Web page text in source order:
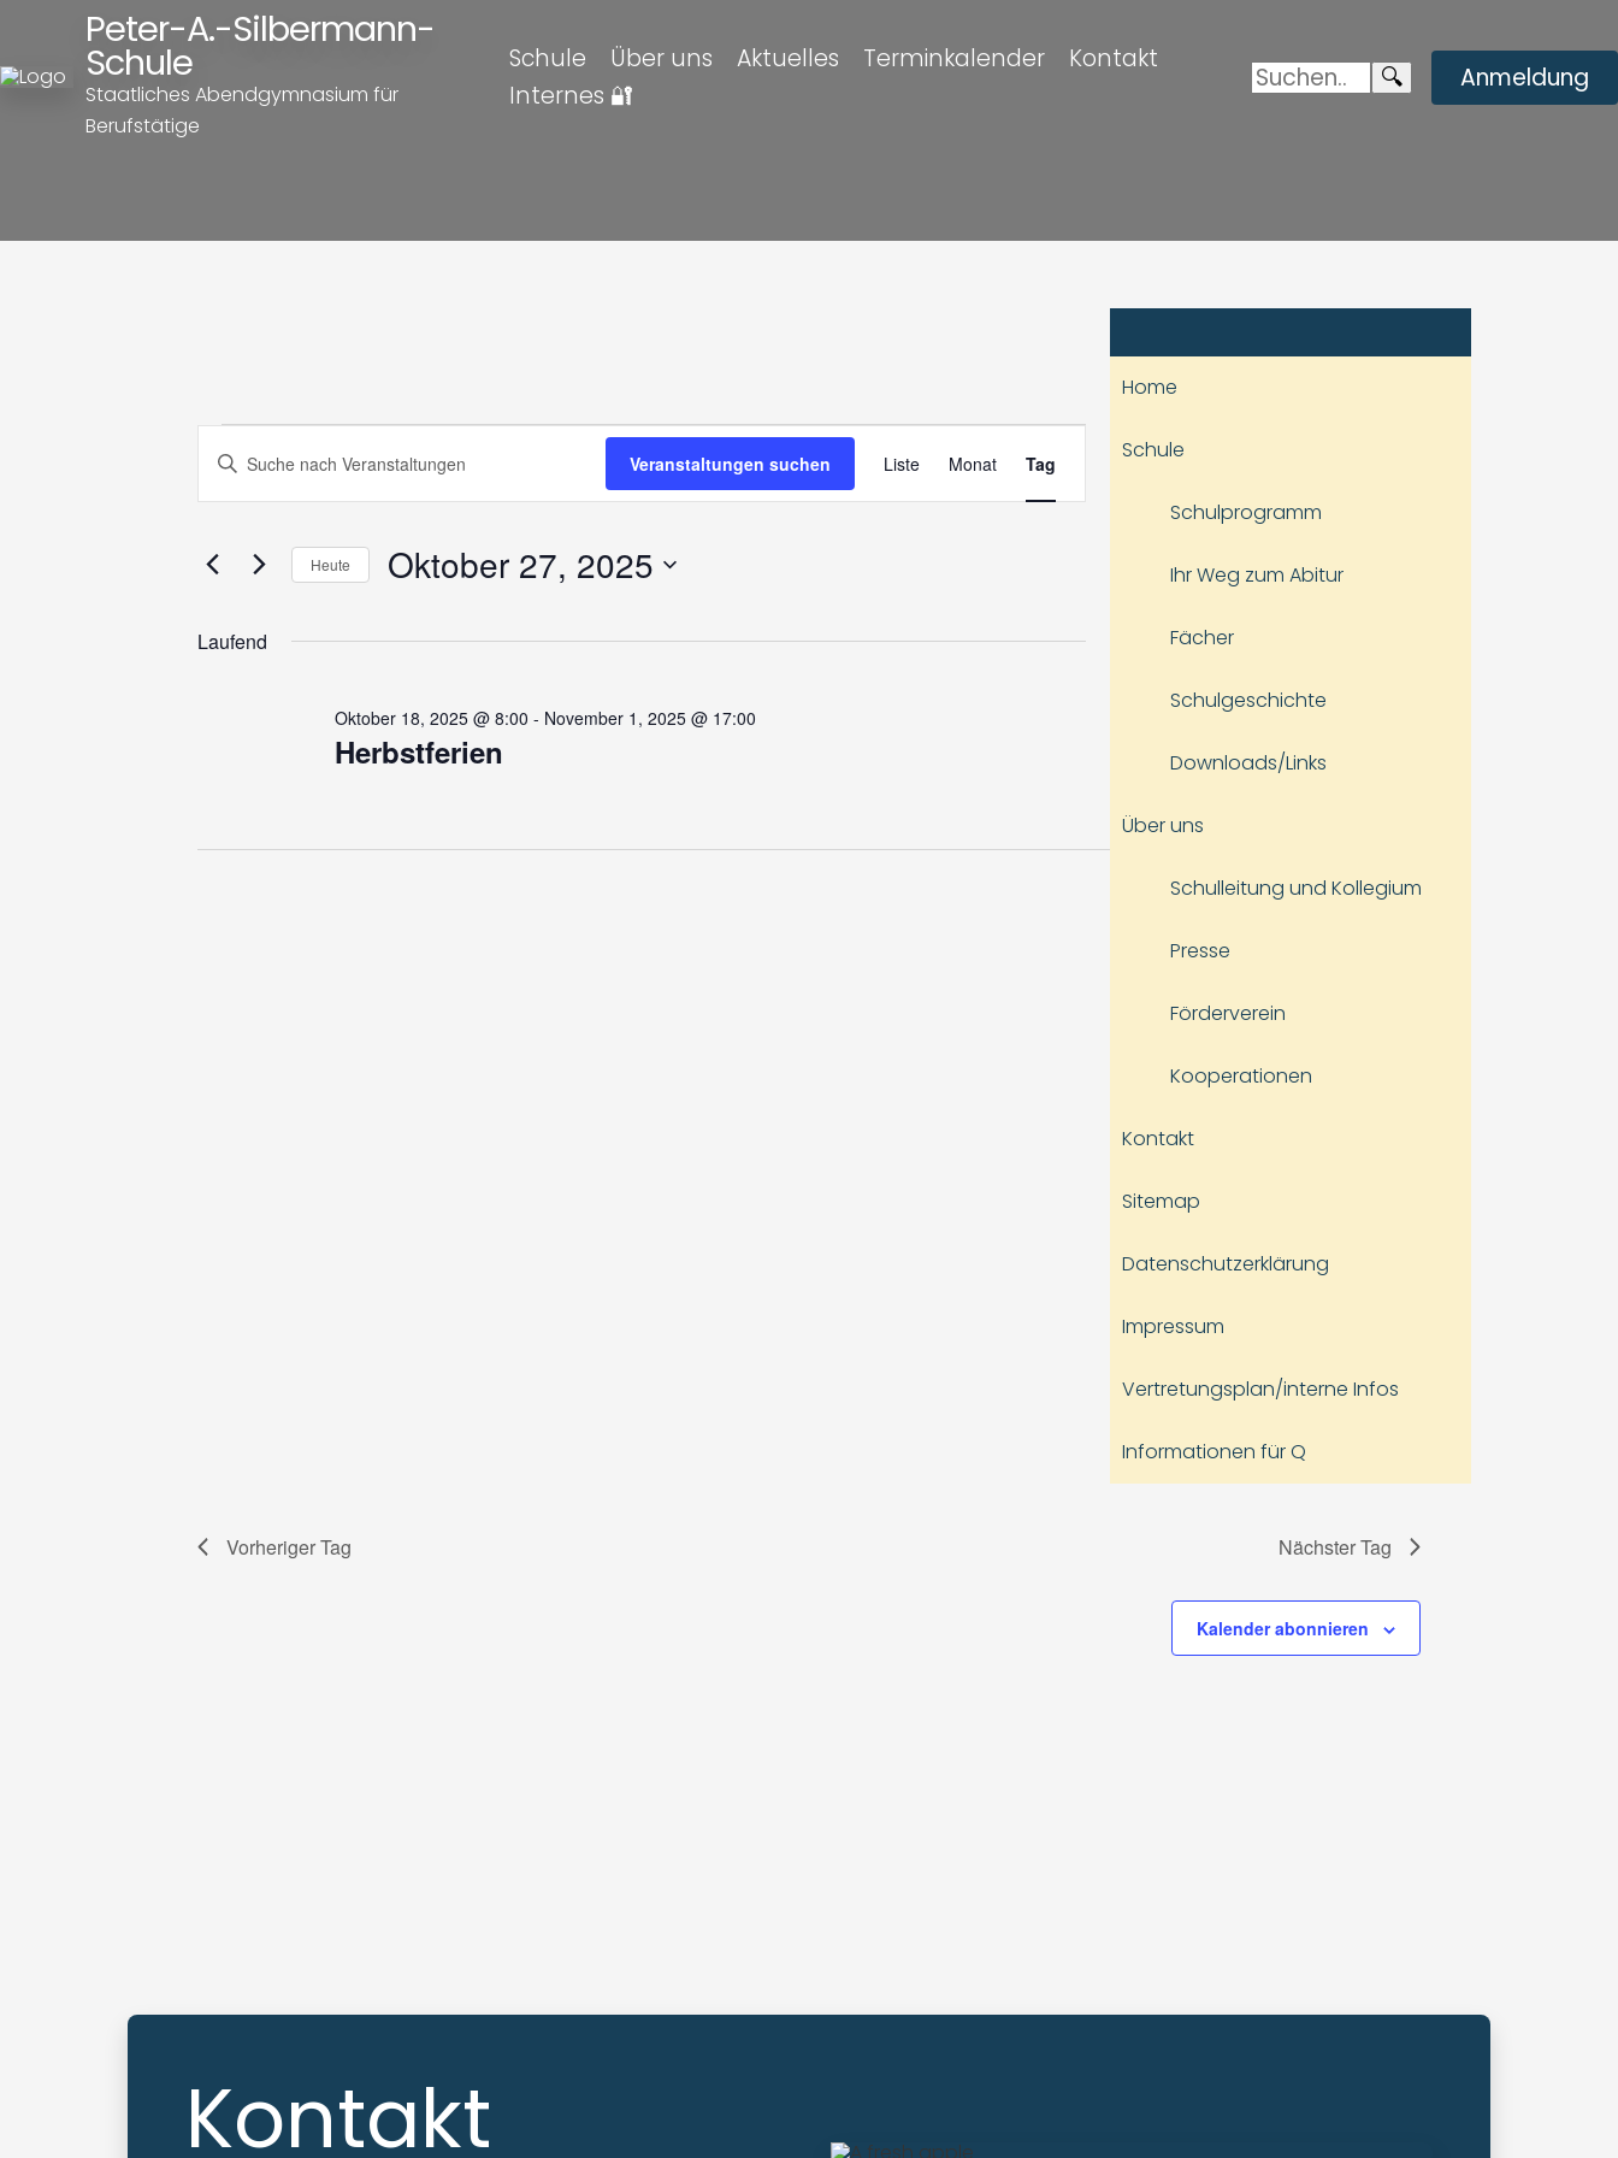
Peter-A.-Silbermann-
Schule
Staatliches Abendgymnasium für
Berufstätige
Schule Über uns Aktuelles Terminkalender
Kontakt
Internes 🔐
Suchen: Enviar
búsqueda
🔍 Anmeldung
Home
Schule
Schulprogramm
Ihr Weg zum Abitur
Fächer
Schulgeschichte
Downloads/Links
Über uns
Schulleitung und Kollegium
Presse
Förderverein
Kooperationen
Kontakt
Sitemap
Datenschutzerklärung
Impressum
Vertretungsplan/interne Infos
Informationen für Q
Veranstaltungen
für
Oktober
2025
Veranstaltungen
Suche
und
Ansichten,
Navigation
Bitte
Schlüsselwort
Veranstaltungen
Schlüsselwort.
Veranstaltungen suchen
Veranstaltung
Ansichten-
Liste Monat Tag
Heute Oktober 27, 2025
Laufend
Herbstferien
Oktober 18, 2025 @ 8:00 - November 1, 2025 @ 17:00
Vorheriger Tag Nächster Tag
Kalender abonnieren
Kontakt